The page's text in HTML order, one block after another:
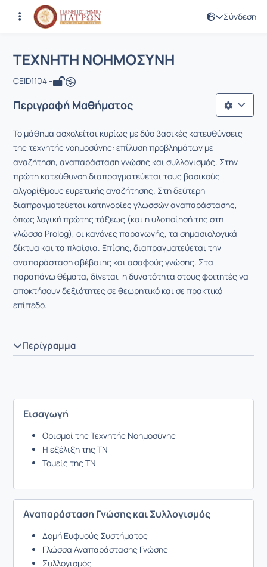
Σύνδεση
Αρχική Σελίδα
Μάθημα : ΤΕΧΝΗΤΗ ΝΟΗΜΟΣΥΝΗ
Κωδικός : CEID1104
ΤΕΧΝΗΤΗ ΝΟΗΜΟΣΥΝΗ
CEID1104 -
Περιγραφή Μαθήματος
Το μάθημα ασχολείται κυρίως με δύο βασικές κατευθύνσεις
της τεχνητής νοημοσύνης: επίλυση προβλημάτων με
αναζήτηση, αναπαράσταση γνώσης και συλλογισμός. Στην
πρώτη κατεύθυνση διαπραγματεύεται τους βασικούς
αλγορίθμους ευρετικής αναζήτησης. Στη δεύτερη
διαπραγματεύεται κατηγορίες γλωσσών αναπαράστασης,
όπως λογική πρώτης τάξεως (και η υλοποίησή της στη
γλώσσα Prolog), οι κανόνες παραγωγής, τα σημασιολογικά
δίκτυα και τα πλαίσια. Επίσης, διαπραγματεύεται την
αναπαράσταση αβέβαιης και ασαφούς γνώσης. Στα
παραπάνω θέματα, δίνεται η δυνατότητα στους φοιτητές να
αποκτήσουν δεξιότητες σε θεωρητικό και σε πρακτικό
επίπεδο.
Περίγραμμα
Εισαγωγή
Ορισμοί της Τεχνητής Νοημοσύνης
Η εξέλιξη της ΤΝ
Τομείς της ΤΝ
Αναπαράσταση Γνώσης και Συλλογισμός
Δομή Ευφυούς Συστήματος
Γλώσσα Αναπαράστασης Γνώσης
Συλλογισμός